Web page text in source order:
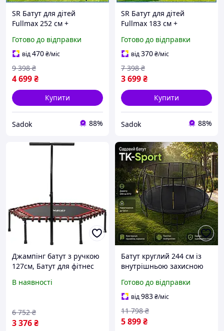
SR Батут для дітей
Fullmax 252 см +
батут на дачу дитячий з
сіткою для дачі дому
вуличний на пружинах,
Готово до відправки
від470₴/міс
4 699₴
9 398 ₴
Купити
Sadok 88%
SR Батут для дітей
Fullmax 183 см +
батут на дачу дитячий з
сіткою для дачі дому
вуличний на пружинах,
Готово до відправки
від370₴/міс
3 699₴
7 398 ₴
Купити
Sadok 88%
Джампінг батут з ручкою
127см, Батут для фітнес
дорослих на дачу,
В наявності
3 376₴
6 752 ₴
Батут круглий 244 см із
внутрішньою захисною
вуличний, для дачі, саду,
гри на свіжому повітрі
Готово до відправки
від983₴/міс
5 899₴
11 798 ₴